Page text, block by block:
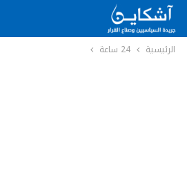
الرئيسية 24 ساعة